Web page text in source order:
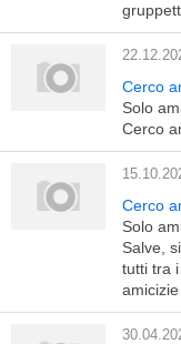
Cerco
Solo
Cerco
Cerco
Solo
Salve,
tutti tra
amicizie